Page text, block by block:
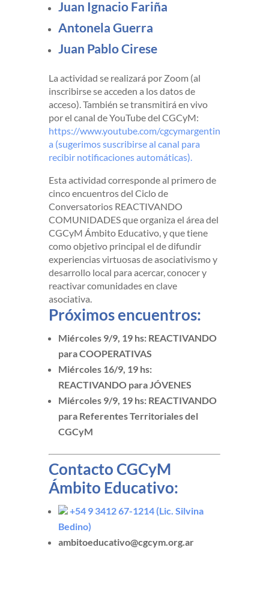
Juan Ignacio Fariña
Antonela Guerra
Juan Pablo Cirese
La actividad se realizará por Zoom (al
inscribirse se acceden a los datos de
acceso). También se transmitirá en vivo
por el canal de YouTube del CGCyM:
https://www.youtube.com/cgcymargentin
a (sugerimos suscribirse al canal para
recibir notificaciones automáticas).
Esta actividad corresponde al primero de
cinco encuentros del Ciclo de
Conversatorios REACTIVANDO
COMUNIDADES que organiza el área del
CGCyM Ámbito Educativo, y que tiene
como objetivo principal el de difundir
experiencias virtuosas de asociativismo y
desarrollo local para acercar, conocer y
reactivar comunidades en clave
asociativa.
Próximos encuentros:
Miércoles 9/9, 19 hs: REACTIVANDO
para COOPERATIVAS
Miércoles 16/9, 19 hs:
REACTIVANDO para JÓVENES
Miércoles 9/9, 19 hs: REACTIVANDO
para Referentes Territoriales del
CGCyM
Contacto CGCyM
Ámbito Educativo:
+54 9 3412 67-1214 (Lic. Silvina
Bedino)
ambitoeducativo@cgcym.org.ar